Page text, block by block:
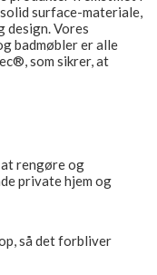
surface-materiale,
Vores
badmøbler er alle
som sikrer, at
rengøre og
private hjem og
så det forbliver